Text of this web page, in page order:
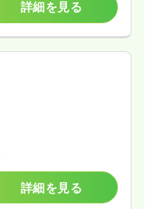
詳細を見る
詳細を見る